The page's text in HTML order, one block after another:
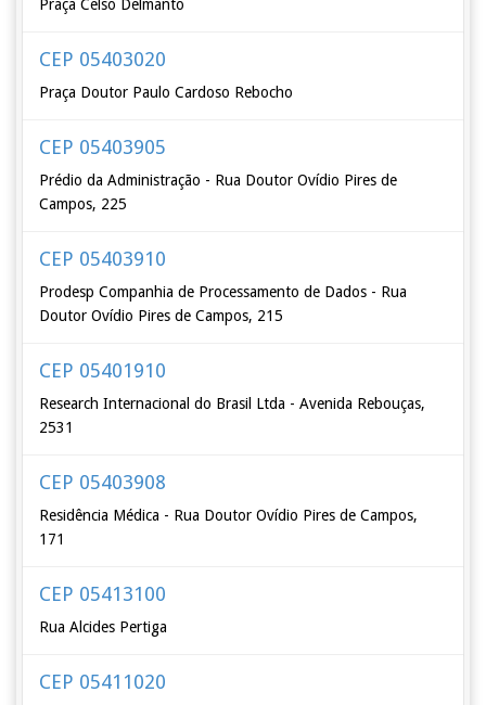
Praça Celso Delmanto
CEP 05403020
Praça Doutor Paulo Cardoso Rebocho
CEP 05403905
Prédio da Administração - Rua Doutor Ovídio Pires de
Campos, 225
CEP 05403910
Prodesp Companhia de Processamento de Dados - Rua
Doutor Ovídio Pires de Campos, 215
CEP 05401910
Research Internacional do Brasil Ltda - Avenida Rebouças,
2531
CEP 05403908
Residência Médica - Rua Doutor Ovídio Pires de Campos,
171
CEP 05413100
Rua Alcides Pertiga
CEP 05411020